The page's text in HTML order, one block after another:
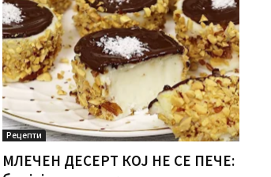
Рецепти
МЛЕЧЕН ДЕСЕРТ КОЈ НЕ СЕ ПЕЧЕ: